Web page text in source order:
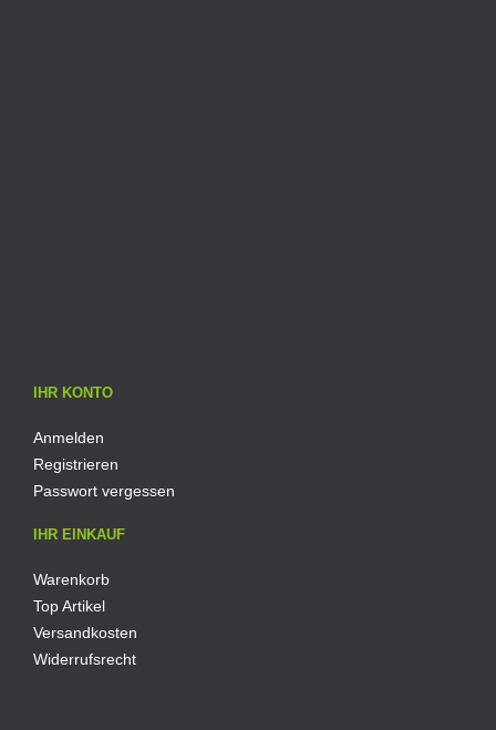
IHR KONTO
Anmelden
Registrieren
Passwort vergessen
IHR EINKAUF
Warenkorb
Top Artikel
Versandkosten
Widerrufsrecht